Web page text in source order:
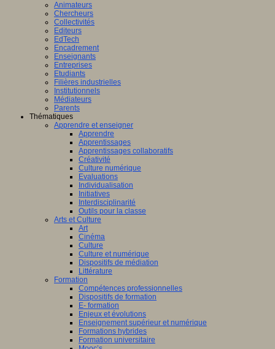
Animateurs
Chercheurs
Collectivités
Editeurs
EdTech
Encadrement
Enseignants
Entreprises
Etudiants
Filières industrielles
Institutionnels
Médiateurs
Parents
Thématiques
Apprendre et enseigner
Apprendre
Apprentissages
Apprentissages collaboratifs
Créativité
Culture numérique
Evaluations
Individualisation
Initiatives
Interdisciplinarité
Outils pour la classe
Arts et Culture
Art
Cinéma
Culture
Culture et numérique
Dispositifs de médiation
Littérature
Formation
Compétences professionnelles
Dispositifs de formation
E- formation
Enjeux et évolutions
Enseignement supérieur et numérique
Formations hybrides
Formation universitaire